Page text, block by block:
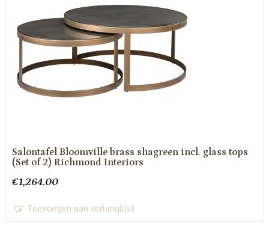
Salontafel Bloomville brass shagreen incl. glass tops
(Set of 2) Richmond Interiors
€1,264.00
Toevoegen aan verlanglijst